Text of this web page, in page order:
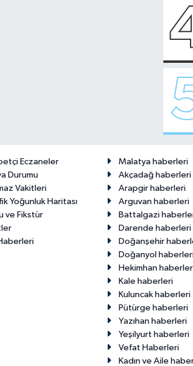
Eczaneler
Durumu
Vakitleri
Yoğunluk Haritası
ve Fikstür
Malatya haberleri
Akçadağ haberleri
Arapgir haberleri
Arguvan haberleri
Battalgazi
Darende haberleri
Doğanşehir
Doğanyol
Hekimhan
Kale haberleri
Kuluncak haberleri
Pütürge haberleri
Yazıhan haberleri
Yeşilyurt haberleri
Vefat Haberleri
Kadın ve Aile